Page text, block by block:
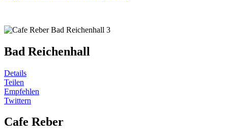
Bad Reichenhall
Details
Teilen
Empfehlen
Twittern
Cafe Reber